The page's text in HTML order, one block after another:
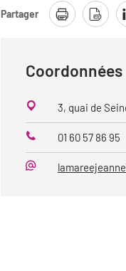
Partager
Coordonnées
3, quai de
Téléphone
01 60 57 86 95